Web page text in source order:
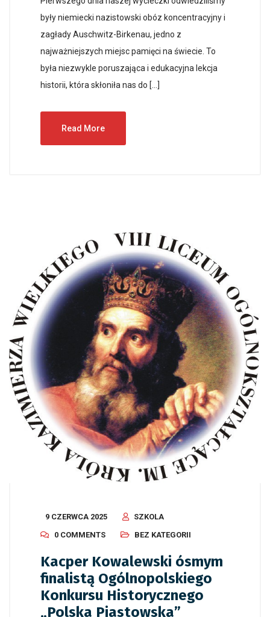
były niemiecki nazistowski obóz koncentracyjny i
zagłady Auschwitz-Birkenau, jedno z
najważniejszych miejsc pamięci na świecie. To
była niezwykle poruszająca i edukacyjna lekcja
historii, która skłoniła nas do […]
Read More
9 CZERWCA 2025
SZKOLA
0 COMMENTS
BEZ KATEGORII
Kacper Kowalewski ósmym
finalistą Ogólnopolskiego
Konkursu Historycznego
„Polska Piastowska”